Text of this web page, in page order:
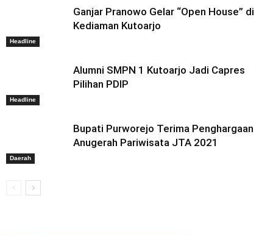
Headline
Ganjar Pranowo Gelar “Open House” di
Kediaman Kutoarjo
Headline
Alumni SMPN 1 Kutoarjo Jadi Capres
Pilihan PDIP
Daerah
Bupati Purworejo Terima Penghargaan
Anugerah Pariwisata JTA 2021